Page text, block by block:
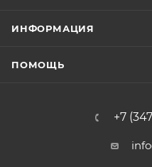
ИНФОРМАЦИЯ
ПОМОЩЬ
+7